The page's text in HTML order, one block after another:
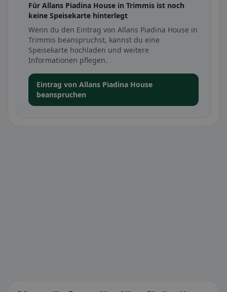
Für Allans Piadina House in Trimmis ist noch
keine Speisekarte hinterlegt
Wenn du den Eintrag von Allans Piadina House in
Trimmis beanspruchst, kannst du eine
Speisekarte hochladen und weitere
Informationen pflegen.
Eintrag von Allans Piadina House
beanspruchen